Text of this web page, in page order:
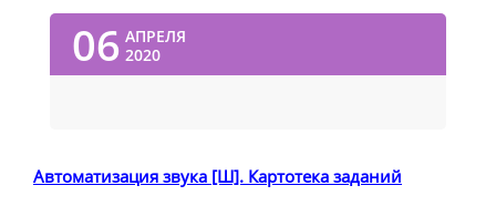
06 АПРЕЛЯ
2020
Автоматизация звука [Ш]. Картотека заданий